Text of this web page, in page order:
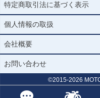
特定商取引法に基づく表示
個人情報の取扱
会社概要
お問い合わせ
©2015-2026